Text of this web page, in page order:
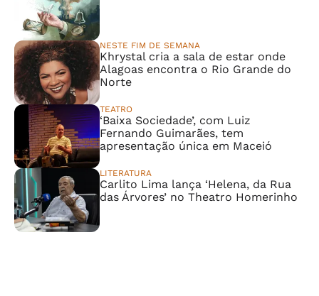
NESTE FIM DE SEMANA
Khrystal cria a sala de estar onde
Alagoas encontra o Rio Grande do
Norte
TEATRO
‘Baixa Sociedade’, com Luiz
Fernando Guimarães, tem
apresentação única em Maceió
LITERATURA
Carlito Lima lança ‘Helena, da Rua
das Árvores’ no Theatro Homerinho